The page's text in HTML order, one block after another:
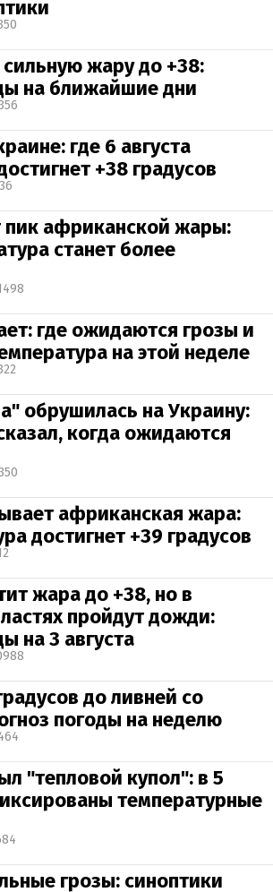
жару до +38:
на ближайшие дни
где 6 августа
+38 градусов
пик африканской жары:
станет более
где ожидаются грозы и
на этой неделе
обрушилась на Украину:
когда ожидаются
африканская жара:
достигнет +39 градусов
жара до +38, но в
пройдут дожди:
на 3 августа
до ливней со
погоды на неделю
"тепловой купол": в 5
температурные
грозы: синоптики